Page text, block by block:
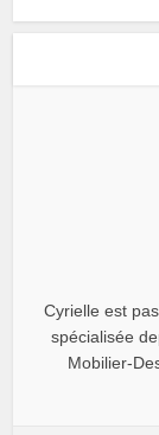
Cyrielle est
spécialisée
Mobilier-